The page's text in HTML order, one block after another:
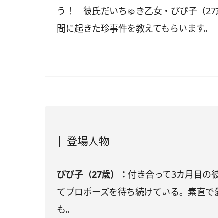
う！ 彼氏だいちゅき乙女・ぴぴ子（
間に起きた珍事件を教えてもらいます。
登場人物
ぴぴ子（27歳）： 付き合って3カ月目の
てプロポーズを待ち続けている。素直
も。